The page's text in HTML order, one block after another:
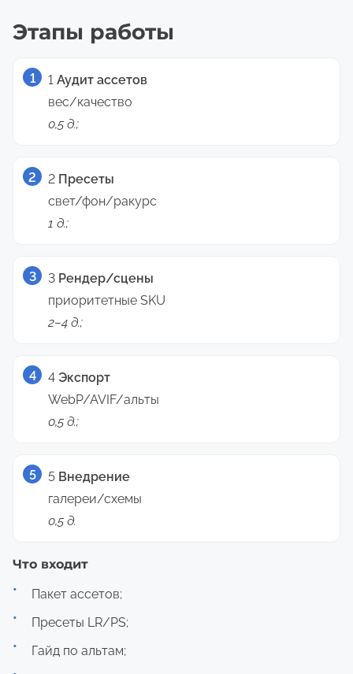
Этапы работы
1 Аудит ассетов
вес/качество
0,5 д.;
2 Пресеты
свет/фон/ракурс
1 д.;
3 Рендер/сцены
приоритетные SKU
2–4 д.;
4 Экспорт
WebP/AVIF/альты
0,5 д.;
5 Внедрение
галереи/схемы
0,5 д.
Что входит
Пакет ассетов;
Пресеты LR/PS;
Гайд по альтам;